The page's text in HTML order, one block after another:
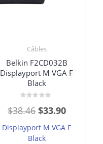
Câbles
Belkin F2CD032B
Displayport M VGA F
Black
0
5
$38.46 Original
price
was:
$33.90Current
price
Displayport M VGA F
Black